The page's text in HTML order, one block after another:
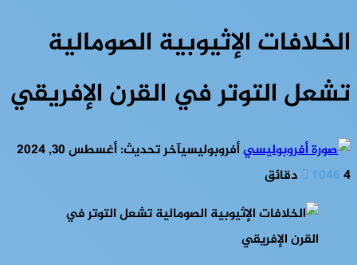
الخلافات الإثيوبية الصومالية
تشعل التوتر في القرن الإفريقي
أفروبوليسيآخر تحديث: أغسطس 30, 2024
1٬0464 دقائق